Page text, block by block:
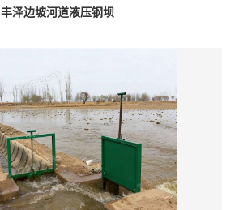
丰泽边坡河道液压钢坝